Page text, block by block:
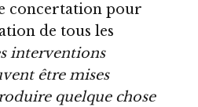
concertation pour
de tous les
interventions
être mises
quelque chose